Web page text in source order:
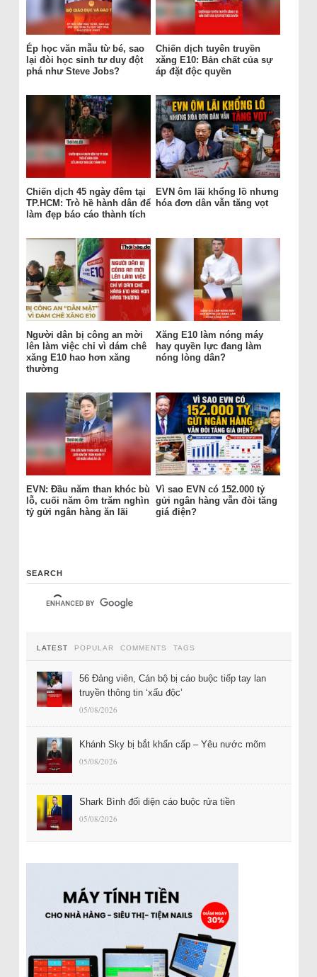
Ép học văn mẫu từ bé, sao
lại đòi học sinh tư duy đột
phá như Steve Jobs?
Chiến dịch tuyên truyền
xăng E10: Bản chất của sự
áp đặt độc quyền
Chiến dịch 45 ngày đêm tại
TP.HCM: Trò hề hành dân để
làm đẹp báo cáo thành tích
EVN ôm lãi khổng lồ nhưng
hóa đơn dân vẫn tăng vọt
Người dân bị công an mời
lên làm việc chỉ vì dám chê
xăng E10 hao hơn xăng
thường
Xăng E10 làm nóng máy
hay quyền lực đang làm
nóng lòng dân?
EVN: Đầu năm than khóc bù
lỗ, cuối năm ôm trăm nghìn
tỷ gửi ngân hàng ăn lãi
Vì sao EVN có 152.000 tỷ
gửi ngân hàng vẫn đòi tăng
giá điện?
SEARCH
LATEST POPULAR COMMENTS TAGS
56 Đảng viên, Cán bộ bị cáo buộc tiếp tay lan
truyền thông tin ‘xấu độc’
05/08/2026
Khánh Sky bị bắt khẩn cấp – Yêu nước mõm
05/08/2026
Shark Bình đối diện cáo buộc rửa tiền
05/08/2026